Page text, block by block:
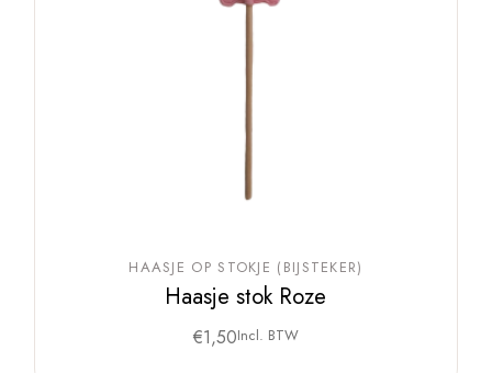
HAASJE OP STOKJE (BIJSTEKER)
Haasje stok Roze
€1,50Incl. BTW